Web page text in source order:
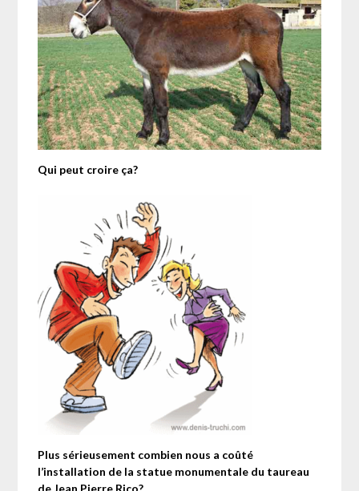
Qui peut croire ça?
Plus sérieusement combien nous a coûté
l’installation de la statue monumentale du taureau